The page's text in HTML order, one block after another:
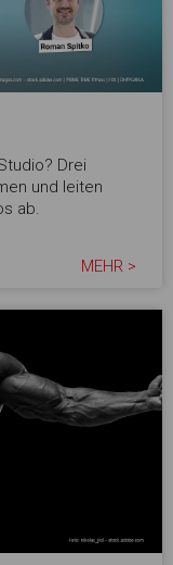
Drei
und leiten
ab.
MEHR >